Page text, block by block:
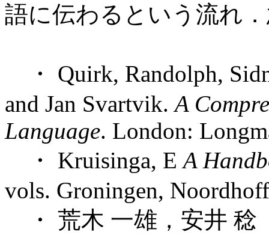
語に伝わるという流れ
・ Quirk, Randolph,
and Jan Svartvik.A
Language. London:
・ Kruisinga, EA
vols. Groningen,
・ 荒木 一雄，安井